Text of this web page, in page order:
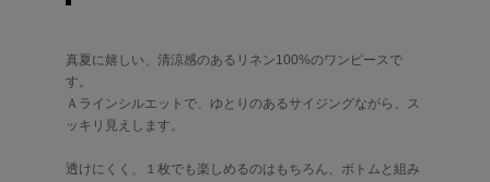
真夏に嬉しい、清涼感のあるリネン100%のワンピースで
す。
Ａラインシルエットで、ゆとりのあるサイジングながら、ス
ッキリ見えします。
透けにくく、１枚でも楽しめるのはもちろん、ボトムと組み